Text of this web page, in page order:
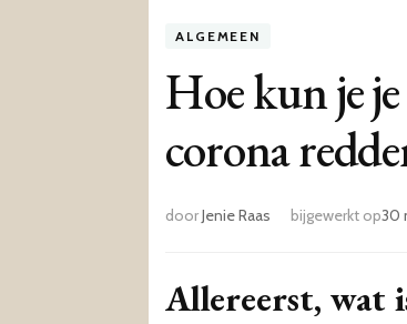
ALGEMEEN
Hoe kun je
corona
doorJenie Raas bijgewerkt op30
Allereerst, wat